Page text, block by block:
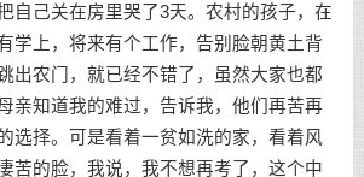
自己关在房里哭了3天。农村的孩子，在
学上，将来有个工作，告别脸朝黄土背
出农门，就已经不错了，虽然大家也都
亲知道我的难过，告诉我，他们再苦再
选择。可是看着一贫如洗的家，看着风
苦的脸，我说，我不想再考了，这个中